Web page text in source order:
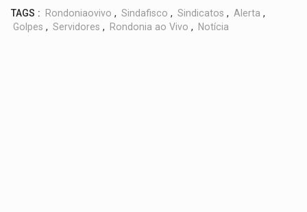
TAGS : Rondoniaovivo , Sindafisco , Sindicatos , Alerta ,
Golpes , Servidores , Rondonia ao Vivo , Notícia